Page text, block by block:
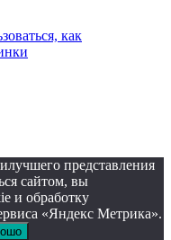
как
представления
сайтом, вы
и обработку
«Яндекс Метрика».